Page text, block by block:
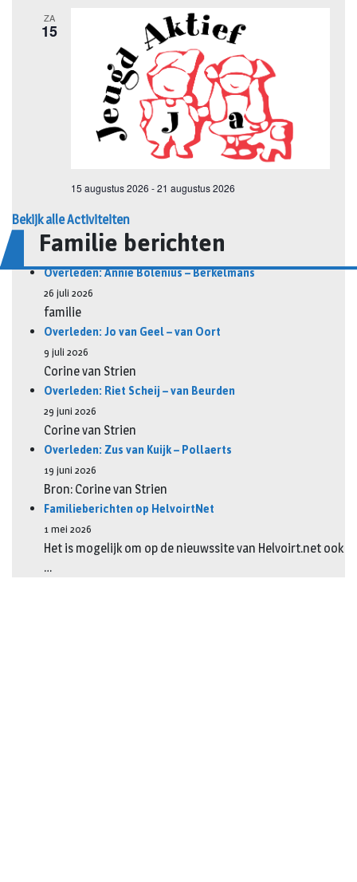
Bekijk alle Activiteiten
Familie berichten
Overleden: Annie Bolenius – Berkelmans
26 juli 2026
familie
Overleden: Jo van Geel – van Oort
9 juli 2026
Corine van Strien
Overleden: Riet Scheij – van Beurden
29 juni 2026
Corine van Strien
Overleden: Zus van Kuijk – Pollaerts
19 juni 2026
Bron: Corine van Strien
Familieberichten op HelvoirtNet
1 mei 2026
Het is mogelijk om op de nieuwssite van Helvoirt.net ook
…